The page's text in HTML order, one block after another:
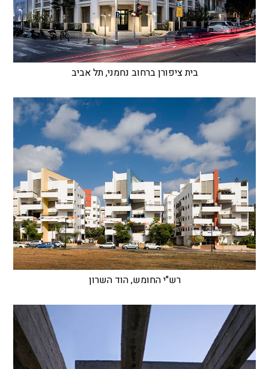
בית ציפורן ברחוב נחמני, תל אביב
רש"י החומש, הוד השרון